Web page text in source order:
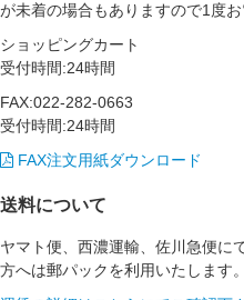
が未着の場合もありますので1度
ショッピングカート
受付時間:24時間
FAX:022-282-0663
受付時間:24時間
FAX注文用紙ダウンロード
送料について
ヤマト便、西濃運輸、佐川急便に
方へは郵パックを利用いたします。